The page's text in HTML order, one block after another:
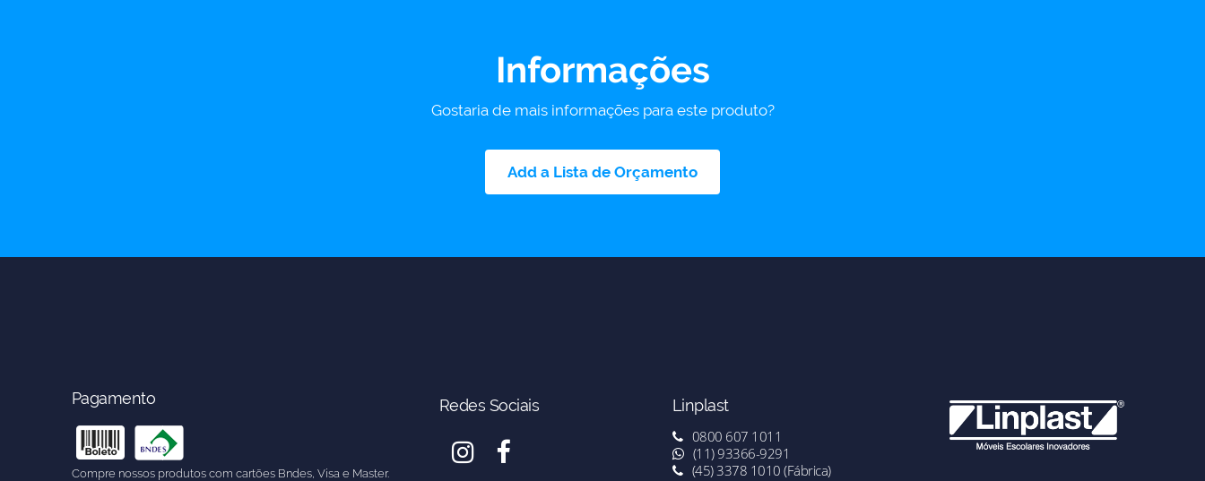
Informações
Gostaria de mais informações para este produto?
Add a Lista de Orçamento
Pagamento
Compre nossos produtos com cartões Bndes, Visa e Master.
Redes Sociais Linplast
0800 607 1011
(11) 93366-9291
(45) 3378 1010 (Fábrica)